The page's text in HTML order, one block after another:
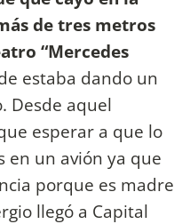
de tres metros
“Mercedes
estaba dando un
Desde aquel
esperar a que lo
en un avión ya que
porque es madre
llegó a Capital